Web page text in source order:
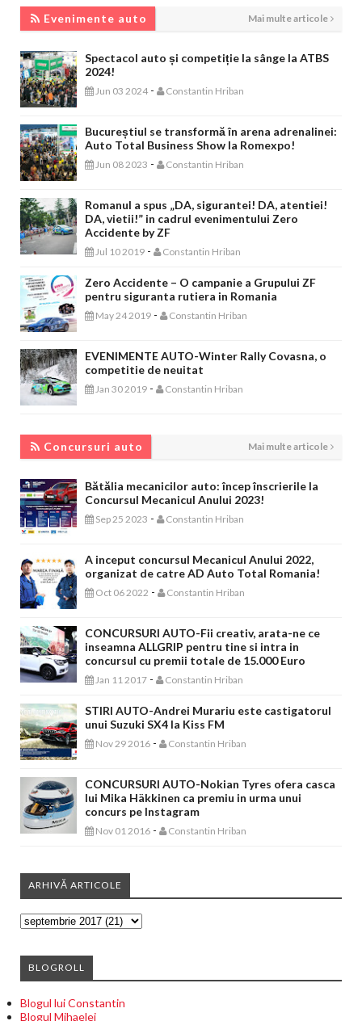
Evenimente auto Mai multe articole
Spectacol auto și competiție la sânge la ATBS
2024!
Jun 03 2024 - Constantin Hriban
Bucureștiul se transformă în arena adrenalinei:
Auto Total Business Show la Romexpo!
Jun 08 2023 - Constantin Hriban
Romanul a spus „DA, sigurantei! DA, atentiei!
DA, vietii!” in cadrul evenimentului Zero
Accidente by ZF
Jul 10 2019 - Constantin Hriban
Zero Accidente – O campanie a Grupului ZF
pentru siguranta rutiera in Romania
May 24 2019 - Constantin Hriban
EVENIMENTE AUTO-Winter Rally Covasna, o
competitie de neuitat
Jan 30 2019 - Constantin Hriban
Concursuri auto Mai multe articole
Bătălia mecanicilor auto: încep înscrierile la
Concursul Mecanicul Anului 2023!
Sep 25 2023 - Constantin Hriban
A inceput concursul Mecanicul Anului 2022,
organizat de catre AD Auto Total Romania!
Oct 06 2022 - Constantin Hriban
CONCURSURI AUTO-Fii creativ, arata-ne ce
inseamna ALLGRIP pentru tine si intra in
concursul cu premii totale de 15.000 Euro
Jan 11 2017 - Constantin Hriban
STIRI AUTO-Andrei Murariu este castigatorul
unui Suzuki SX4 la Kiss FM
Nov 29 2016 - Constantin Hriban
CONCURSURI AUTO-Nokian Tyres ofera casca
lui Mika Häkkinen ca premiu in urma unui
concurs pe Instagram
Nov 01 2016 - Constantin Hriban
ARHIVĂ ARTICOLE
BLOGROLL
Blogul lui Constantin
Blogul Mihaelei